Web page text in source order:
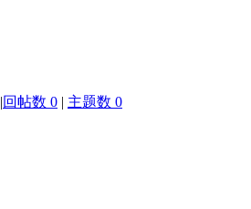
|回帖数 0 | 主题数 0